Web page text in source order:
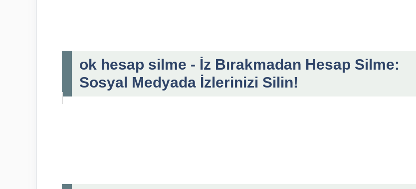
ok hesap silme - İz Bırakmadan Hesap Silme:
Sosyal Medyada İzlerinizi Silin!